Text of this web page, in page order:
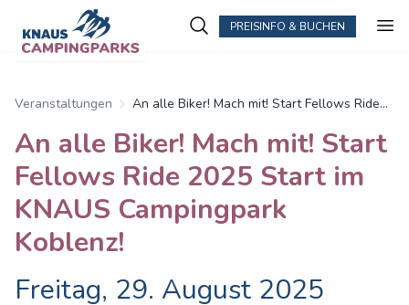
PREISINFO & BUCHEN
Veranstaltungen
An alle Biker! Mach mit! Start Fellows Ride
An alle Biker! Mach mit! Start
Fellows Ride 2025 Start im
KNAUS Campingpark
Koblenz!
Freitag, 29. August 2025